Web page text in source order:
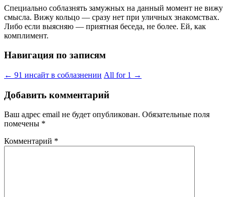
Специально соблазнять замужных на данный момент не вижу
смысла. Вижу кольцо — сразу нет при уличных знакомствах.
Либо если выясняю — приятная беседа, не более. Ей, как
комплимент.
Навигация по записям
← 91 инсайт в соблазнении All for 1 →
Добавить комментарий
Ваш адрес email не будет опубликован. Обязательные поля
помечены *
Комментарий *